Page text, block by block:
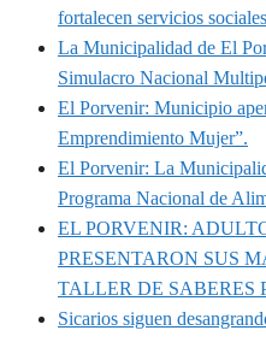
fortalecen servicios
La Municipalidad de El
Simulacro Nacional
El Porvenir: Municipio
Emprendimiento Mujer”.
El Porvenir: La
Programa Nacional de
EL PORVENIR:
PRESENTARON SUS
TALLER DE SABERES
Sicarios siguen